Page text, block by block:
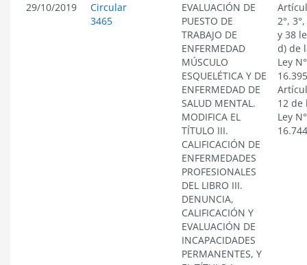
29/10/2019
Circular
3465
EVALUACIÓN DE
PUESTO DE
TRABAJO DE
ENFERMEDAD
MÚSCULO
ESQUELÉTICA Y DE
ENFERMEDAD DE
SALUD MENTAL.
MODIFICA EL
TÍTULO III.
CALIFICACIÓN DE
ENFERMEDADES
PROFESIONALES
DEL LIBRO III.
DENUNCIA,
CALIFICACIÓN Y
EVALUACIÓN DE
INCAPACIDADES
PERMANENTES, Y
2°,
y 38
d) de
Ley N°
12 de
Ley N°
16.744